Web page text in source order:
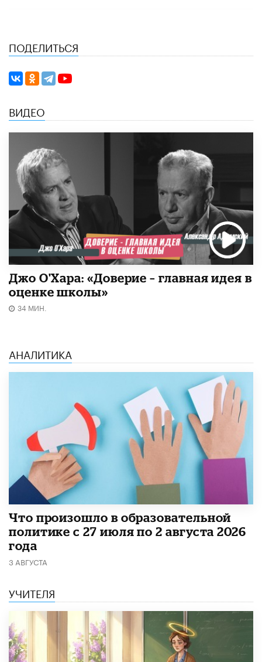
ПОДЕЛИТЬСЯ
ВИДЕО
Джо О'Хара: «Доверие – главная идея в
оценке школы»
34 МИН.
АНАЛИТИКА
​Что произошло в образовательной
политике с 27 июля по 2 августа 2026
года
3 АВГУСТА
УЧИТЕЛЯ